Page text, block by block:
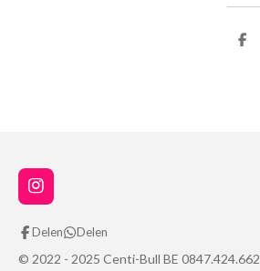
D
I
n
s
a
Delen Delen
© 2022 - 2025 Centi-Bull BE 0847.424.662